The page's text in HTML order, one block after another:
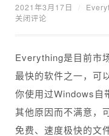
2021年3月17日
关闭评论
Everything是目前市
最快的软件之一，可
你使用过Windows自
其他原因而不满意，
免费、速度极快的文